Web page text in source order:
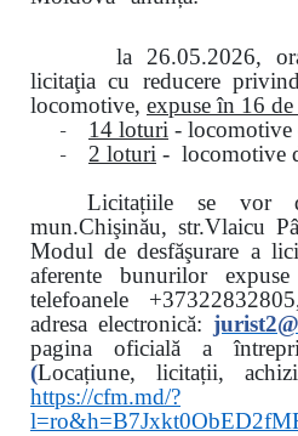
la 26.05.2026,
licitaţia cu reducere
locomotive, expuse în 16
- 14 loturi - locomotive
- 2 loturi - locomotive
Licitațiile se vor
mun.Chişinău, str.Vlaicu
Modul de desfăşurare a
aferente bunurilor
telefoanele
adresa electronică:
pagina oficială a
(Locațiune, licitații,
https://cfm.md/?